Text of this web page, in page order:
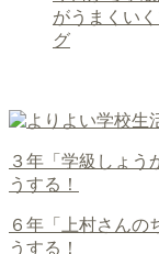
がうまくい
グ
３年「学級しょう
うする！
６年「上村さんの
うする！